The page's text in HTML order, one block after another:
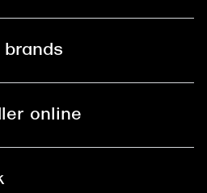
(FAQ)
online